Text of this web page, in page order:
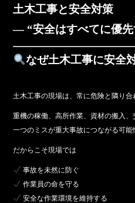
土木工事と安全対策
― “安全はすべてに優
なぜ土木工事に安全
土木工事の現場は、常に危険と隣り合
重機の稼働、高所作業、資材の搬入、
一つのミスが重大事故につながる可能
だからこそ現場では
事故を未然に防ぐ
作業員の命を守る
安全な作業環境を維持する